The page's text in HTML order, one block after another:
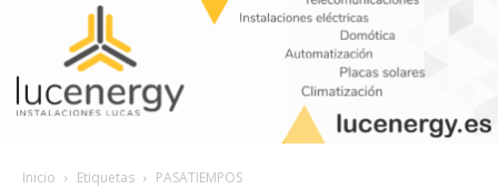
Inicio Etiquetas PASATIEMPOS